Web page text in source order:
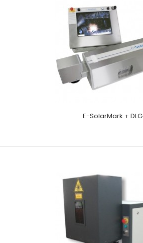
E-SolarMark + DLG